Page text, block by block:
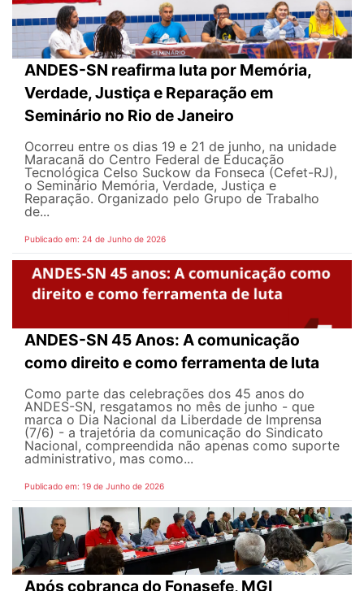
ANDES-SN reafirma luta por Memória,
Verdade, Justiça e Reparação em
Seminário no Rio de Janeiro
Ocorreu entre os dias 19 e 21 de junho, na unidade
Maracanã do Centro Federal de Educação
Tecnológica Celso Suckow da Fonseca (Cefet-RJ),
o Seminário Memória, Verdade, Justiça e
Reparação. Organizado pelo Grupo de Trabalho
de...
Publicado em: 24 de Junho de 2026
ANDES-SN 45 Anos: A comunicação
como direito e como ferramenta de luta
Como parte das celebrações dos 45 anos do
ANDES-SN, resgatamos no mês de junho - que
marca o Dia Nacional da Liberdade de Imprensa
(7/6) - a trajetória da comunicação do Sindicato
Nacional, compreendida não apenas como suporte
administrativo, mas como...
Publicado em: 19 de Junho de 2026
Após cobrança do Fonasefe, MGI